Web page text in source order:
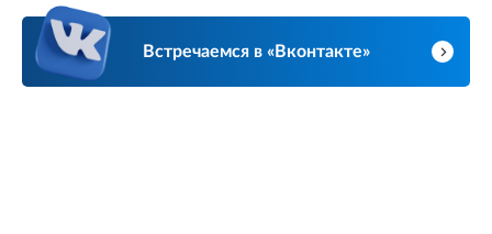
Встречаемся в «Вконтакте»